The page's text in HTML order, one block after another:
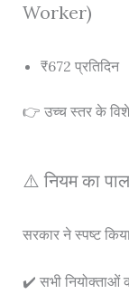
Worker)
₹672 प्रतिदिन
👉 उच्च स्तर के
⚠️ नियम का
सरकार ने स्पष्ट
✔️ सभी नियोक्ताओं